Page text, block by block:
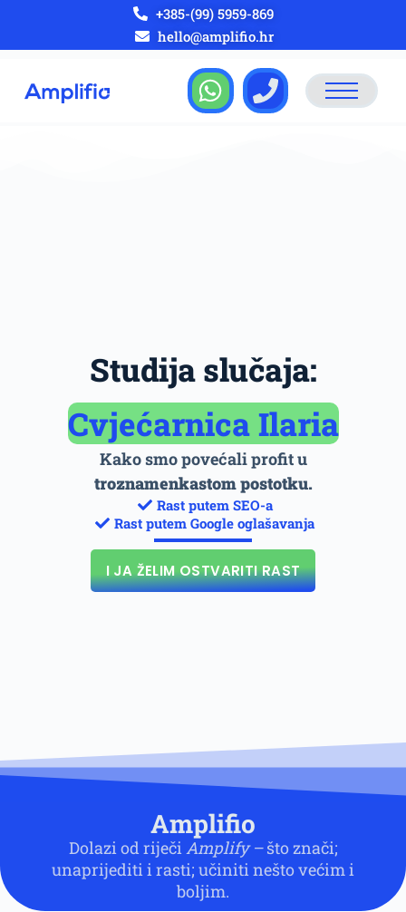
+385-(99) 5959-869
hello@amplifio.hr
Studija slučaja:
Cvjećarnica Ilaria
Kako smo povećali profit u
troznamenkastom postotku.
Rast putem SEO-a
Rast putem Google oglašavanja
I JA ŽELIM OSTVARITI RAST
Amplifio
Dolazi od riječiAmplify –što znači;
unaprijediti i rasti; učiniti nešto većim i
boljim.